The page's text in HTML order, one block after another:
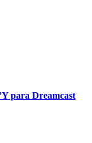
para Dreamcast